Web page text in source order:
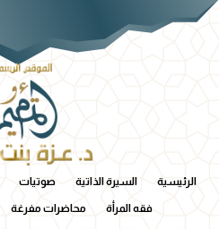
الرئيسية السيرة الذاتية صوتيات
فقه المرأة محاضرات مفرغة